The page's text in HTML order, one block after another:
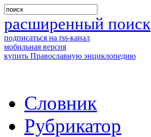
расширенный поиск
подписаться на rss-канал
мобильная версия
купить Православную энциклопедию
Словник
Рубрикатор